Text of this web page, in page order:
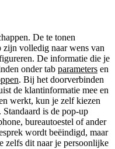
De te tonen
volledig naar wens van
De informatie die je
onder tab parameters en
. Bij het doorverbinden
de klantinformatie mee en
werkt, kun je zelf kiezen
is de pop-up
bureautoestel of ander
wordt beëindigd, maar
zelfs dit naar je persoonlijke